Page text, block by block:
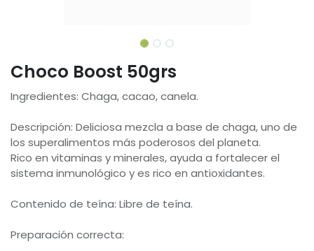
Choco Boost 50grs
Ingredientes: Chaga, cacao, canela.
Descripción: Deliciosa mezcla a base de chaga, uno de
los superalimentos más poderosos del planeta.
Rico en vitaminas y minerales, ayuda a fortalecer el
sistema inmunológico y es rico en antioxidantes.
Contenido de teína: Libre de teína.
Preparación correcta: